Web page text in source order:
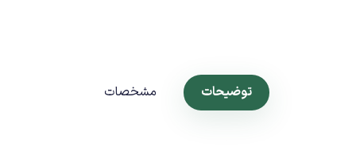
توضیحات مشخصات